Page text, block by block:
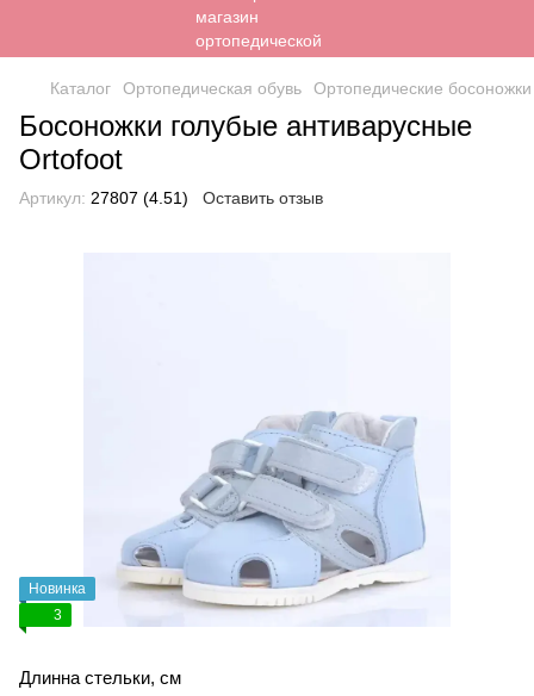
Каталог Ортопедическая обувь Ортопедические босоножки
Босоножки голубые антиварусные
Ortofoot
Артикул: 27807 (4.51) Оставить отзыв
Новинка
3
Длинна стельки, см